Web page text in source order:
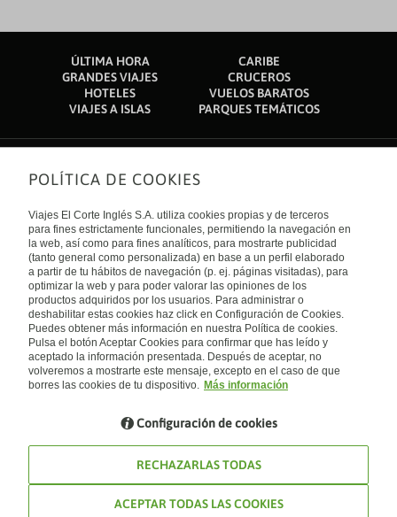
ÚLTIMA HORA
CARIBE
GRANDES VIAJES
CRUCEROS
HOTELES
VUELOS BARATOS
VIAJES A ISLAS
PARQUES TEMÁTICOS
Sobre nosotros
Quiénes somos
Financiación
Sostenibilidad
Turismo accesible
Tarjeta El Corte Inglés
Trabaja con nosotros
El Corte Inglés
Canal Ético
Enlaces de interés
Guías de viaje
Catálogos
Auto check-in
Condiciones Generales
Política de privacidad
Política de cookies
Accesibilidad
Empresas/ Grupos
Internacional
España
Visita nuestro blog
Blog de Viajes el Corte inglés
POLÍTICA DE COOKIES
Viajes El Corte Inglés S.A. utiliza cookies propias y de terceros
para fines estrictamente funcionales, permitiendo la navegación en
la web, así como para fines analíticos, para mostrarte publicidad
(tanto general como personalizada) en base a un perfil elaborado
a partir de tu hábitos de navegación (p. ej. páginas visitadas), para
optimizar la web y para poder valorar las opiniones de los
productos adquiridos por los usuarios. Para administrar o
deshabilitar estas cookies haz click en Configuración de Cookies.
Puedes obtener más información en nuestra Política de cookies.
Pulsa el botón Aceptar Cookies para confirmar que has leído y
aceptado la información presentada. Después de aceptar, no
volveremos a mostrarte este mensaje, excepto en el caso de que
borres las cookies de tu dispositivo. Más información
Configuración de cookies
RECHAZARLAS TODAS
ACEPTAR TODAS LAS COOKIES